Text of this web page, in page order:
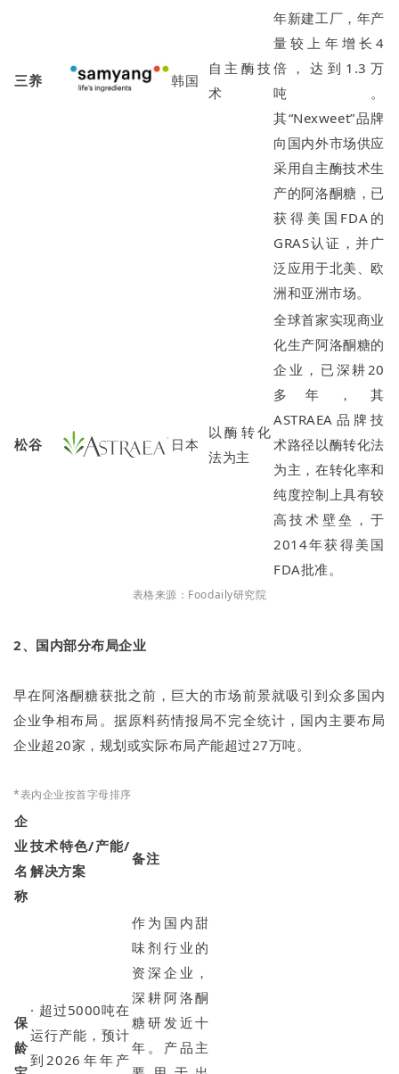
三养 韩国
自主酶技
术
年新建工厂，年产
量较上年增长4
倍，达到1.3万
吨。
其“Nexweet”品牌
向国内外市场供应
采用自主酶技术生
产的阿洛酮糖，已
获得美国FDA的
GRAS认证，并广
泛应用于北美、欧
洲和亚洲市场。
松谷 日本
以酶转化
法为主
全球首家实现商业
化生产阿洛酮糖的
企业，已深耕20
多年，其
ASTRAEA品牌技
术路径以酶转化法
为主，在转化率和
纯度控制上具有较
高技术壁垒，于
2014年获得美国
FDA批准。
表格来源：Foodaily研究院
2、国内部分布局企业
早在阿洛酮糖获批之前，巨大的市场前景就吸引到众多国内
企业争相布局。据原料药情报局不完全统计，国内主要布局
企业超20家，规划或实际布局产能超过27万吨。
*表内企业按首字母排序
企
业
名
称
技术特色/产能/
解决方案
备注
保
龄
· 超过5000吨在
运行产能，预计
到2026年年产
作为国内甜
味剂行业的
资深企业，
深耕阿洛酮
糖研发近十
年。产品主